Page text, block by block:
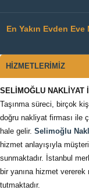
En Yakın Evden Eve
HİZMETLERİMİZ
SELİMOĞLU NAKLİYAT
Taşınma süreci, birçok
doğru nakliyat firması ile
hale gelir. Selimoğlu
hizmet anlayışıyla
sunmaktadır. İstanbul
bir yanına hizmet
tutmaktadır.